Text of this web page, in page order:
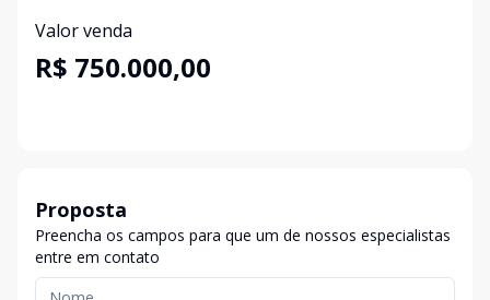
Valor venda
R$ 750.000,00
Proposta
Preencha os campos para que um de nossos especialistas
entre em contato